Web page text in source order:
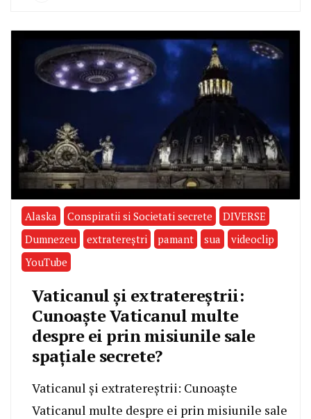
Alaska Conspiratii si Societati secrete
DIVERSE
Dumnezeu
extratereştri pamant sua
videoclip
YouTube
Vaticanul și extratereștrii:
Cunoaște Vaticanul multe
despre ei prin misiunile sale
spațiale secrete?
Vaticanul și extratereștrii: Cunoaște
Vaticanul multe despre ei prin misiunile sale